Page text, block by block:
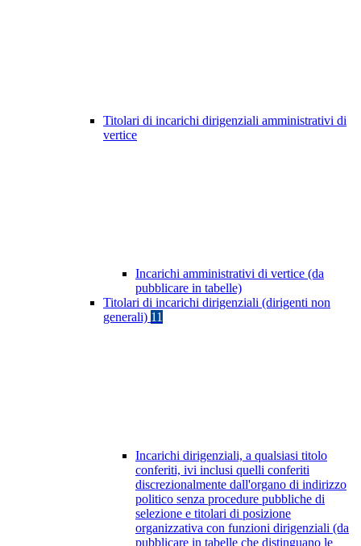
Titolari di incarichi dirigenziali amministrativi di
vertice
Incarichi amministrativi di vertice (da
pubblicare in tabelle)
Titolari di incarichi dirigenziali (dirigenti non
generali) 11
Incarichi dirigenziali, a qualsiasi titolo
conferiti, ivi inclusi quelli conferiti
discrezionalmente dall'organo di indirizzo
politico senza procedure pubbliche di
selezione e titolari di posizione
organizzativa con funzioni dirigenziali (da
pubblicare in tabelle che distinguano le